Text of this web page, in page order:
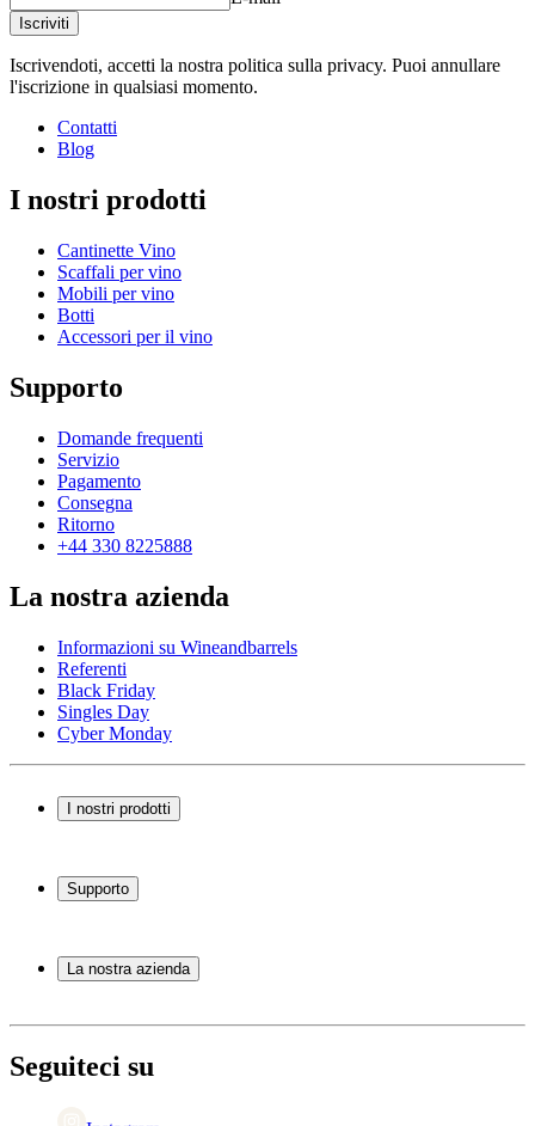
Iscriviti
Iscrivendoti, accetti la nostra politica sulla privacy. Puoi annullare
l'iscrizione in qualsiasi momento.
Contatti
Blog
I nostri prodotti
Cantinette Vino
Scaffali per vino
Mobili per vino
Botti
Accessori per il vino
Supporto
Domande frequenti
Servizio
Pagamento
Consegna
Ritorno
+44 330 8225888
La nostra azienda
Informazioni su Wineandbarrels
Referenti
Black Friday
Singles Day
Cyber Monday
I nostri prodotti
Scaffali per vino
Mobili per vino
Supporto
Servizio
Pagamento
Ritorno
La nostra azienda
Black Friday
Singles Day
Seguiteci su